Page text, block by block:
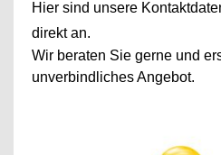
Hier sind unsere
direkt an.
Wir beraten Sie gerne und
unverbindliches Angebot.